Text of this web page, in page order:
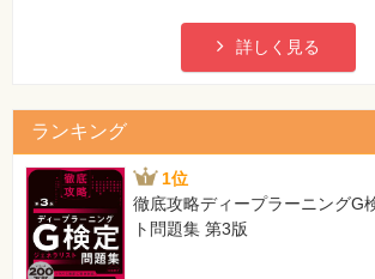
詳しく見る
ランキング
1位
徹底攻略ディープラーニングG
ト問題集 第3版